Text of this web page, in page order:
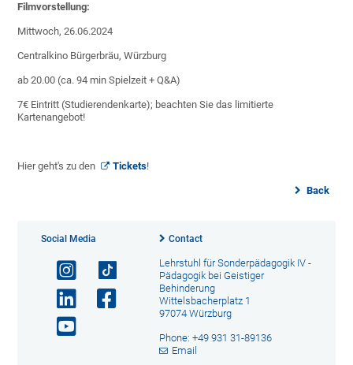
Filmvorstellung:
Mittwoch, 26.06.2024
Centralkino Bürgerbräu, Würzburg
ab 20.00 (ca. 94 min Spielzeit + Q&A)
7€ Eintritt (Studierendenkarte); beachten Sie das limitierte
Kartenangebot!
Hier geht's zu den Tickets!
Back
Social Media Contact
Lehrstuhl für Sonderpädagogik IV -
Pädagogik bei Geistiger
Behinderung
Wittelsbacherplatz 1
97074 Würzburg
Phone: +49 931 31-89136
Email